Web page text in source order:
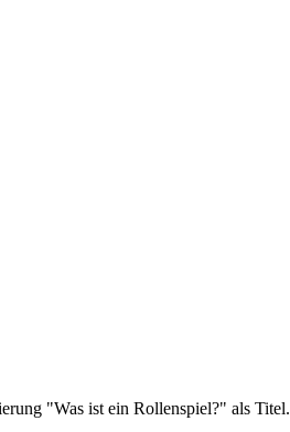
"Was ist ein Rollenspiel?" als Titel.